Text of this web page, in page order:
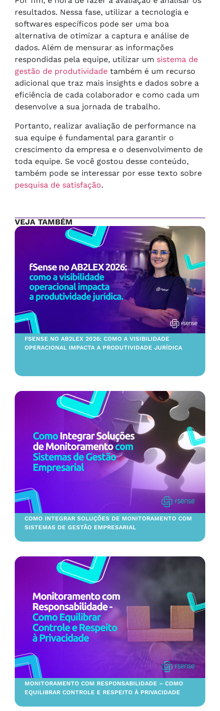
resultados. Nessa fase, utilizar a tecnologia e
softwares específicos pode ser uma boa
alternativa de otimizar a captura e análise de
dados. Além de mensurar as informações
respondidas pela equipe, utilizar um sistema de
gestão de produtividade também é um recurso
adicional que traz mais insights e dados sobre a
eficiência de cada colaborador e como cada um
desenvolve a sua jornada de trabalho.
Portanto, realizar avaliação de performance na
sua equipe é fundamental para garantir o
crescimento da empresa e o desenvolvimento de
toda equipe. Se você gostou desse conteúdo,
também pode se interessar por esse texto sobre
pesquisa de satisfação.
VEJA TAMBÉM
FSENSE NO AB2LEX 2026: COMO A VISIBILIDADE
OPERACIONAL IMPACTA A PRODUTIVIDADE JURÍDICA
COMO INTEGRAR SOLUÇÕES DE MONITORAMENTO COM
SISTEMAS DE GESTÃO EMPRESARIAL
MONITORAMENTO COM RESPONSABILIDADE – COMO
EQUILIBRAR CONTROLE E RESPEITO À PRIVACIDADE